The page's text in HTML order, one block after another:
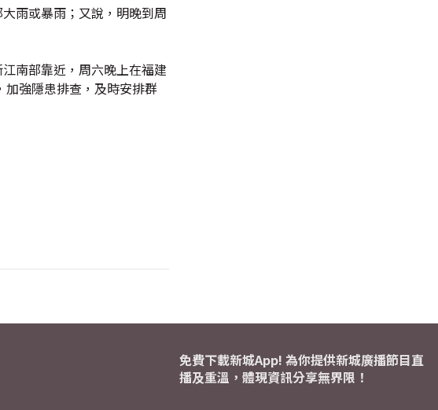
雨或暴雨；又說，明晚到周
南部靠近，周六晚上在福建
強隱患排查，及時安排群
免費下載新城App! 為你提供新城廣播節目直
播及重溫，體現資訊分享無界限！